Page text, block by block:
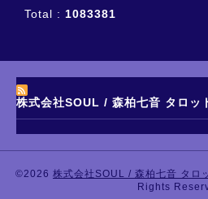
Total : 1083381
株式会社SOUL / 森柏七音 タロッ
©2026 株式会社SOUL / 森柏七音 タロ
Rights